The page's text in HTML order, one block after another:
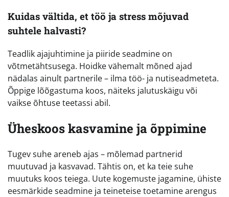
Kuidas vältida, et töö ja stress mõjuvad
suhtele halvasti?
Teadlik ajajuhtimine ja piiride seadmine on
võtmetähtsusega. Hoidke vähemalt mõned ajad
nädalas ainult partnerile – ilma töö- ja nutiseadmeteta.
Õppige lõõgastuma koos, näiteks jalutuskäigu või
vaikse õhtuse teetassi abil.
Üheskoos kasvamine ja õppimine
Tugev suhe areneb ajas – mõlemad partnerid
muutuvad ja kasvavad. Tähtis on, et ka teie suhe
muutuks koos teiega. Uute kogemuste jagamine, ühiste
eesmärkide seadmine ja teineteise toetamine arengus